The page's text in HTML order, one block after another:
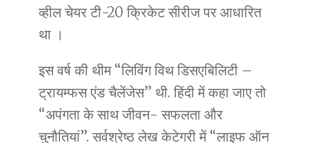
व्हील चेयर टी-20 क्रिकेट सीरीज पर आधारित
था ।
इस वर्ष की थीम “लिविंग विथ डिसएबिलिटी –
ट्रायम्फस एंड चैलेंजेस’’ थी. हिंदी में कहा जाए तो
“अपंगता के साथ जीवन- सफलता और
चुनौतियां”. सर्वश्रेष्ठ लेख केटेगरी में “लाइफ ऑन